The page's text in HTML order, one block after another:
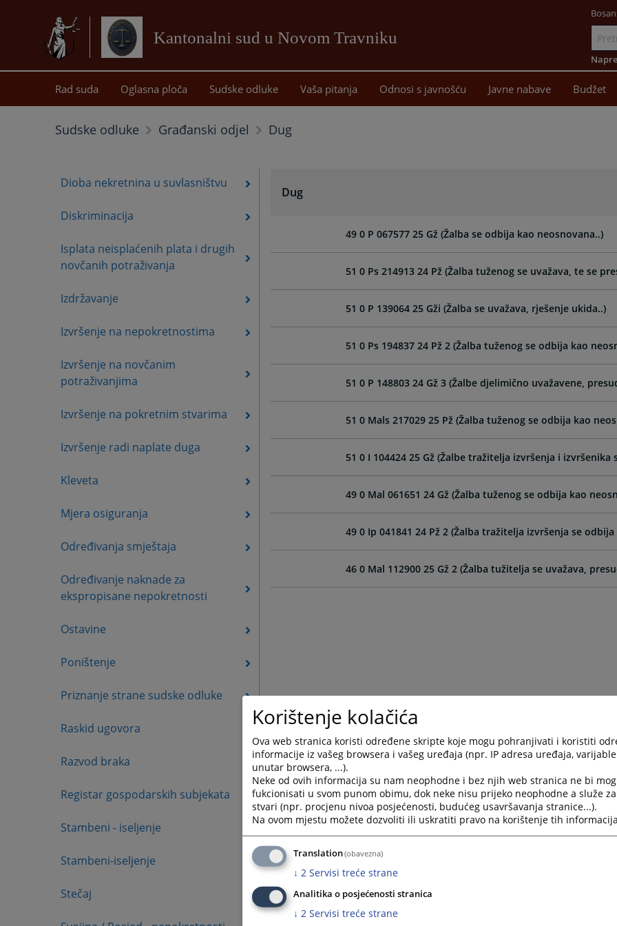
Kantonalni sud u Novom Travniku
sadržaj
Rad suda Oglasna ploča Sudske odluke Vaša pitanja Odnosi s javnošću Javne nabave Budžet
Sudske odluke Građanski odjel Dug
Dioba nekretnina u suvlasništvu
Diskriminacija
Isplata neisplaćenih plata i drugih
novčanih potraživanja
Izdržavanje
Izvršenje na nepokretnostima
Izvršenje na novčanim
potraživanjima
Izvršenje na pokretnim stvarima
Izvršenje radi naplate duga
Kleveta
Mjera osiguranja
Određivanja smještaja
Određivanje naknade za
ekspropisane nepokretnosti
Ostavine
Poništenje
Priznanje strane sudske odluke
Raskid ugovora
Razvod braka
Registar gospodarskih subjekata
Stambeni - iseljenje
Stambeni-iseljenje
Stečaj
Dug
49 0 P 067577 25 Gž (Žalba se odbija kao neosnovana..)
51 0 Ps 214913 24 Pž (Žalba tuženog se uvažava, te se
51 0 P 139064 25 Gži (Žalba se uvažava, rješenje ukida..)
51 0 Ps 194837 24 Pž 2 (Žalba tuženog se odbija kao
51 0 P 148803 24 Gž 3 (Žalbe djelimično uvažavene,
51 0 Mals 217029 25 Pž (Žalba tuženog se odbija kao
51 0 I 104424 25 Gž (Žalbe tražitelja izvršenja i izvršenika
49 0 Mal 061651 24 Gž (Žalba tuženog se odbija kao
49 0 Ip 041841 24 Pž 2 (Žalba tražitelja izvršenja se
46 0 Mal 112900 25 Gž 2 (Žalba tužitelja se uvažava,
Korištenje kolačića
Ova web stranica koristi određene skripte koje mogu pohranjivati i koristiti
informacije iz vašeg browsera i vašeg uređaja (npr. IP adresa uređaja,
unutar browsera, ...).
Neke od ovih informacija su nam neophodne i bez njih web stranica ne bi
fukcionisati u svom punom obimu, dok neke nisu prijeko neophodne a služe
stvari (npr. procjenu nivoa posjećenosti, budućeg usavršavanja stranice...).
Na ovom mjestu možete dozvoliti ili uskratiti pravo na korištenje tih
Translation(obavezna)
↓ 2 Servisi treće strane
Analitika o posjećenosti stranica
↓ 2 Servisi treće strane